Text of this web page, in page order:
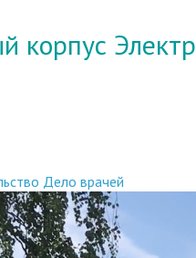
корпус
Дело врачей